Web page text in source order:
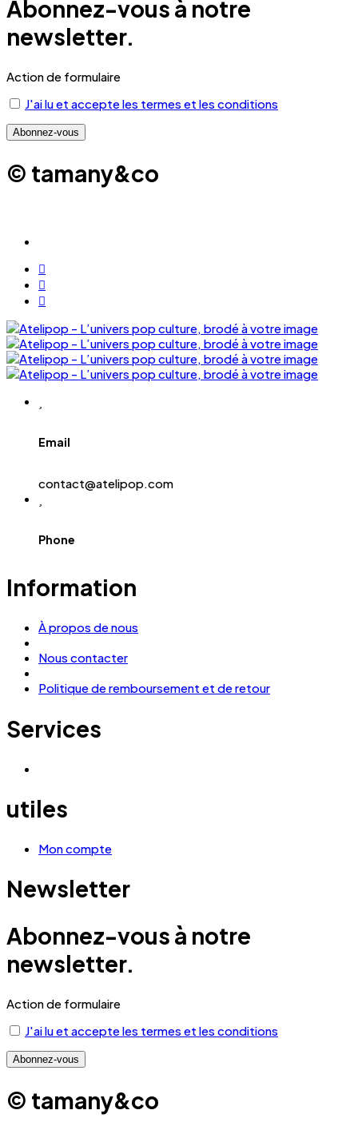
Abonnez-vous à notre
newsletter.
Action de formulaire
J'ai lu et accepte les termes et les conditions
© tamany&co
Email
contact@atelipop.com
Phone
Information
À propos de nous
Nous contacter
Politique de remboursement et de retour
Services
utiles
Mon compte
Newsletter
Abonnez-vous à notre
newsletter.
Action de formulaire
J'ai lu et accepte les termes et les conditions
© tamany&co